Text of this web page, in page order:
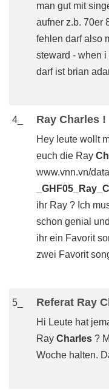
man gut mit
aufner z.b. 70er
fehlen darf also
steward - when
darf ist brian
4_ Ray Charles !
Hey leute wollt
euch die Ray
www.vnn.vn/
ihr Ray ? Ich
schon genial
ihr ein Favorit
zwei Favorit
5_ Referat Ray
Hi Leute hat
Ray Charles ?
Woche halten.